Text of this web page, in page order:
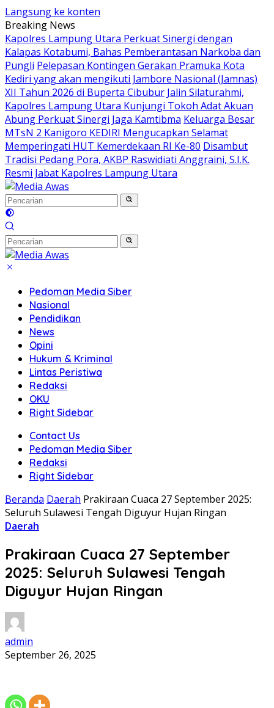
Langsung ke konten
Breaking News
Kapolres Lampung Utara Perkuat Sinergi dengan
Kalapas Kotabumi, Bahas Pemberantasan Narkoba dan
Pungli Pelepasan Kontingen Gerakan Pramuka Kota
Kediri yang akan mengikuti Jambore Nasional (Jamnas)
XII Tahun 2026 di Buperta Cibubur Jalin Silaturahmi,
Kapolres Lampung Utara Kunjungi Tokoh Adat Akuan
Abung Perkuat Sinergi Jaga Kamtibma Keluarga Besar
MTsN 2 Kanigoro KEDIRI Mengucapkan Selamat
Memperingati HUT Kemerdekaan RI Ke-80 Disambut
Tradisi Pedang Pora, AKBP Raswidiati Anggraini, S.I.K.
Resmi Jabat Kapolres Lampung Utara
Pedoman Media Siber
Nasional
Pendidikan
News
Opini
Hukum & Kriminal
Lintas Peristiwa
Redaksi
OKU
Right Sidebar
Contact Us
Pedoman Media Siber
Redaksi
Right Sidebar
Beranda Daerah Prakiraan Cuaca 27 September 2025:
Seluruh Sulawesi Tengah Diguyur Hujan Ringan
Daerah
Prakiraan Cuaca 27 September
2025: Seluruh Sulawesi Tengah
Diguyur Hujan Ringan
admin
September 26, 2025